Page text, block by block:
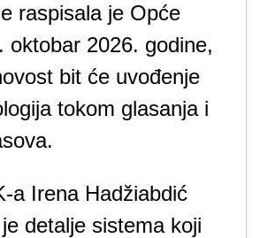
raspisala je Opće
oktobar 2026. godine,
bit će uvođenje
tokom glasanja i
a Irena Hadžiabdić
detalje sistema koji